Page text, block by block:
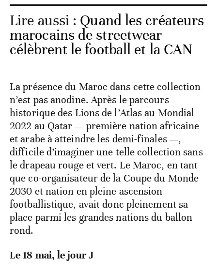
Lire aussi : Quand les créateurs
marocains de streetwear
célèbrent le football et la CAN
La présence du Maroc dans cette collection
n’est pas anodine. Après le parcours
historique des Lions de l’Atlas au Mondial
2022 au Qatar — première nation africaine
et arabe à atteindre les demi-finales —,
difficile d’imaginer une telle collection sans
le drapeau rouge et vert. Le Maroc, en tant
que co-organisateur de la Coupe du Monde
2030 et nation en pleine ascension
footballistique, avait donc pleinement sa
place parmi les grandes nations du ballon
rond.
Le 18 mai, le jour J